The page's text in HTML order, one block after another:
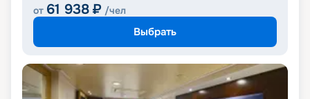
от 61 938 ₽ /чел
Выбрать